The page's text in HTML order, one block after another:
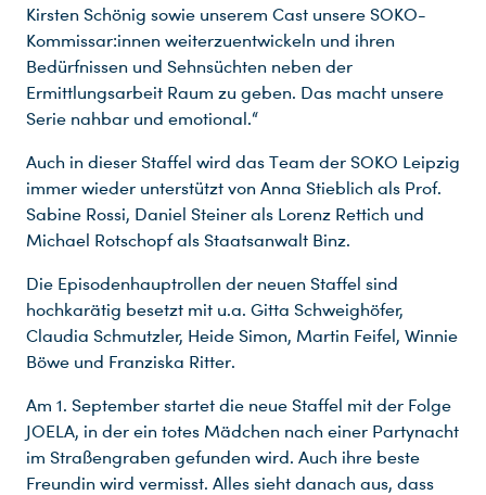
Kirsten Schönig sowie unserem Cast unsere SOKO-
Kommissar:innen weiterzuentwickeln und ihren
Bedürfnissen und Sehnsüchten neben der
Ermittlungsarbeit Raum zu geben. Das macht unsere
Serie nahbar und emotional.“
Auch in dieser Staffel wird das Team der SOKO Leipzig
immer wieder unterstützt von Anna Stieblich als Prof.
Sabine Rossi, Daniel Steiner als Lorenz Rettich und
Michael Rotschopf als Staatsanwalt Binz.
Die Episodenhauptrollen der neuen Staffel sind
hochkarätig besetzt mit u.a. Gitta Schweighöfer,
Claudia Schmutzler, Heide Simon, Martin Feifel, Winnie
Böwe und Franziska Ritter.
Am 1. September startet die neue Staffel mit der Folge
JOELA, in der ein totes Mädchen nach einer Partynacht
im Straßengraben gefunden wird. Auch ihre beste
Freundin wird vermisst. Alles sieht danach aus, dass